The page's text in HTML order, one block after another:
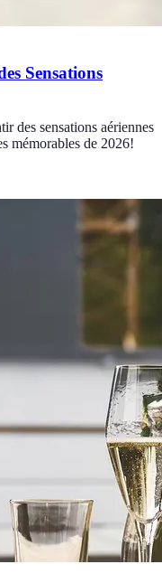
Sensations
des sensations aériennes
mémorables de 2026!